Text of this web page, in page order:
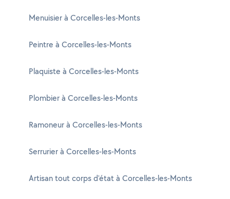
Menuisier à Corcelles-les-Monts
Peintre à Corcelles-les-Monts
Plaquiste à Corcelles-les-Monts
Plombier à Corcelles-les-Monts
Ramoneur à Corcelles-les-Monts
Serrurier à Corcelles-les-Monts
Artisan tout corps d'état à Corcelles-les-Monts